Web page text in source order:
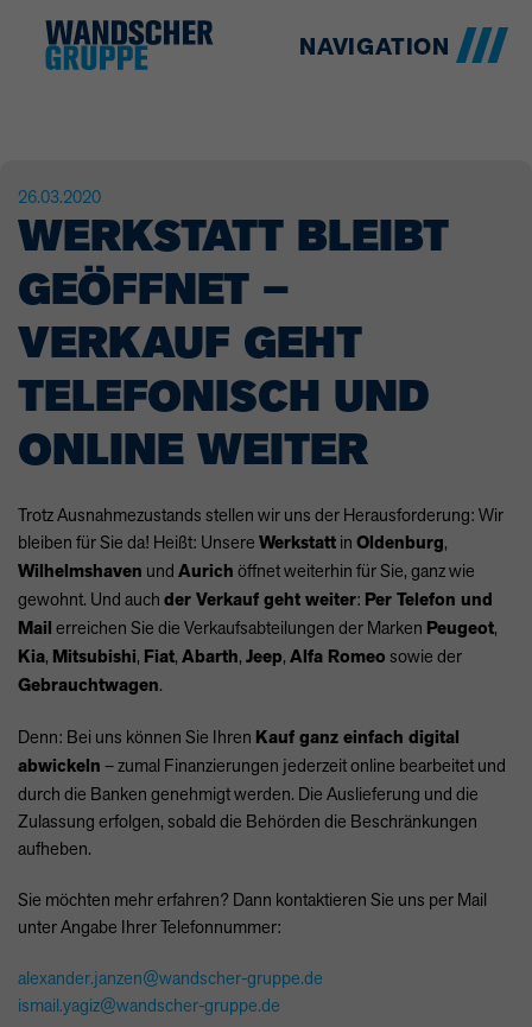
NAVIGATION
26.03.2020
WERKSTATT BLEIBT
GEÖFFNET –
VERKAUF GEHT
TELEFONISCH UND
ONLINE WEITER
Trotz Ausnahmezustands stellen wir uns der Herausforderung: Wir
bleiben für Sie da! Heißt: Unsere Werkstatt in Oldenburg,
Wilhelmshaven und Aurich öffnet weiterhin für Sie, ganz wie
gewohnt. Und auch der Verkauf geht weiter: Per Telefon und
Mail erreichen Sie die Verkaufsabteilungen der Marken Peugeot,
Kia, Mitsubishi, Fiat, Abarth, Jeep, Alfa Romeo sowie der
Gebrauchtwagen.
Denn: Bei uns können Sie Ihren Kauf ganz einfach digital
abwickeln – zumal Finanzierungen jederzeit online bearbeitet und
durch die Banken genehmigt werden. Die Auslieferung und die
Zulassung erfolgen, sobald die Behörden die Beschränkungen
aufheben.
Sie möchten mehr erfahren? Dann kontaktieren Sie uns per Mail
unter Angabe Ihrer Telefonnummer:
alexander.janzen@wandscher-gruppe.de
ismail.yagiz@wandscher-gruppe.de